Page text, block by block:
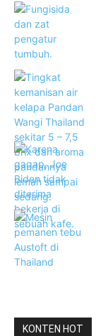
KONTEN HOT